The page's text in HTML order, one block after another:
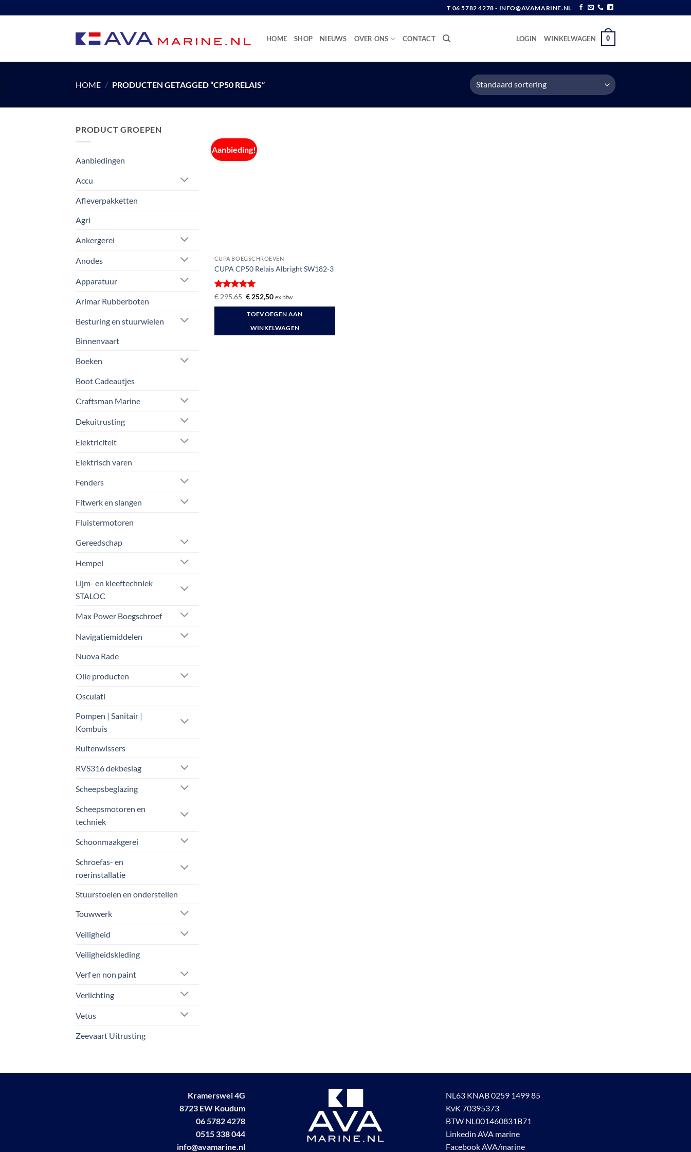
naar
T 06 5782 4278 - INFO@AVAMARINE.NL
HOME SHOP NIEUWS OVER ONS CONTACT LOGIN WINKELWAGEN 0
HOME / PRODUCTEN GETAGGED “CP50 RELAIS”
PRODUCT GROEPEN
Aanbiedingen
Accu
Afleverpakketten
Agri
Ankergerei
Anodes
Apparatuur
Arimar Rubberboten
Besturing en stuurwielen
Binnenvaart
Boeken
Boot Cadeautjes
Craftsman Marine
Dekuitrusting
Elektriciteit
Elektrisch varen
Fenders
Fitwerk en slangen
Fluistermotoren
Gereedschap
Hempel
Lijm- en kleeftechniek
STALOC
Max Power Boegschroef
Navigatiemiddelen
Nuova Rade
Olie producten
Osculati
Pompen | Sanitair |
Kombuis
Ruitenwissers
RVS316 dekbeslag
Scheepsbeglazing
Scheepsmotoren en
techniek
Schoonmaakgerei
Schroefas- en
roerinstallatie
Stuurstoelen en onderstellen
Touwwerk
Veiligheid
Veiligheidskleding
Verf en non paint
Verlichting
Vetus
Zeevaart Uitrusting
Aanbieding!
CUPA BOEGSCHROEVEN
CUPA CP50 Relais Albright SW182-3
Gewaardeerd
€295,65 Oorspronkelijke
was:
€ 295,65.
€ 252,50Huidige
is:
€ 252,50.
ex btw
TOEVOEGEN AAN
WINKELWAGEN
Kramerswei 4G
8723 EW Koudum
06 5782 4278
0515 338 044
info@avamarine.nl
NL63 KNAB 0259 1499 85
KvK 70395373
BTW NL001460831B71
Linkedin AVA marine
Facebook AVA/marine